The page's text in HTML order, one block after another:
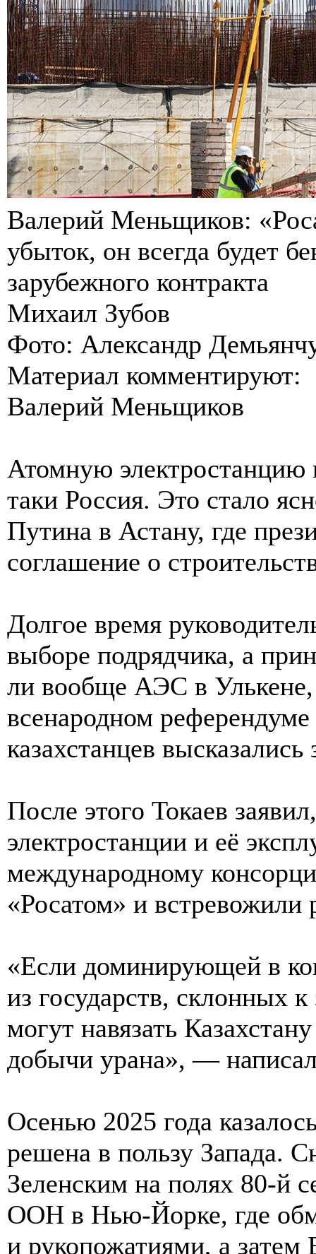
Валерий Меньщиков:
убыток, он всегда будет
зарубежного контракта
Михаил Зубов
Фото: Александр
Материал комментируют:
Валерий Меньщиков
Атомную электростанцию
таки Россия. Это стало
Путина в Астану, где
соглашение о
Долгое время
выборе подрядчика, а
ли вообще АЭС в
всенародном
казахстанцев
После этого Токаев
электростанции и её
международному
«Росатом» и встревожили
«Если доминирующей в
из государств, склонных
могут навязать
добычи урана», —
Осенью 2025 года
решена в пользу Запада.
Зеленским на полях 80-й
ООН в Нью-Йорке, где
и рукопожатиями, а